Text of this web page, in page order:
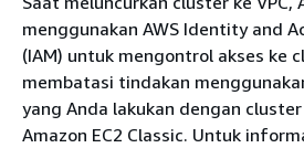
menggunakan AWS Identity and
(IAM) untuk mengontrol akses ke
membatasi tindakan
yang Anda lakukan dengan
Amazon EC2 Classic. Untuk